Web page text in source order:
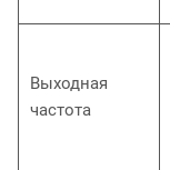
Выходная
частота